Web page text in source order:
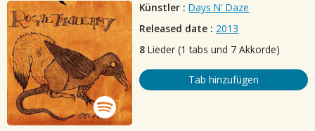
Künstler : Days N' Daze
Released date : 2013
8 Lieder (1 tabs und 7 Akkorde)
Tab hinzufügen